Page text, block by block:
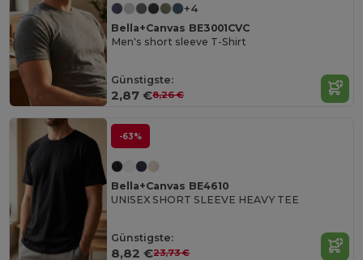
+4
Bella+Canvas BE3001CVC
Men's short sleeve T-Shirt
Günstigste:
2,87 €8,26 €
-63%
Bella+Canvas BE4610
UNISEX SHORT SLEEVE HEAVY TEE
Günstigste:
8,82 €23,73 €